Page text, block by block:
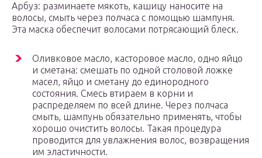
Арбуз: разминаете мякоть, кашицу наносите на
волосы, смыть через полчаса с помощью шампуня.
Эта маска обеспечит волосами потрясающий блеск.
Оливковое масло, касторовое масло, одно яйцо
и сметана: смешать по одной столовой ложке
масел, яйцо и сметану до единородного
состояния. Смесь втираем в корни и
распределяем по всей длине. Через полчаса
смыть, шампунь обязательно применять, чтобы
хорошо очистить волосы. Такая процедура
проводится для увлажнения волос, возвращения
им эластичности.